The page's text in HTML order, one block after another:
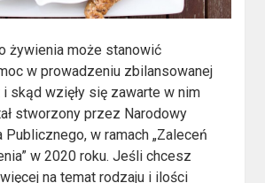
żywienia może stanowić
w prowadzeniu zbilansowanej
skąd wzięły się zawarte w nim
stworzony przez Narodowy
Publicznego, w ramach „Zaleceń
w 2020 roku. Jeśli chcesz
na temat rodzaju i ilości